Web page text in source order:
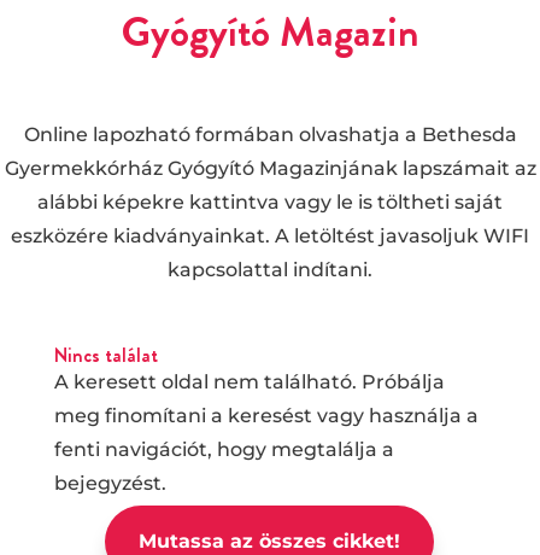
Gyógyító Magazin
Online lapozható formában olvashatja a Bethesda
Gyermekkórház Gyógyító Magazinjának lapszámait az
alábbi képekre kattintva vagy le is töltheti saját
eszközére kiadványainkat. A letöltést javasoljuk WIFI
kapcsolattal indítani.
Nincs találat
A keresett oldal nem található. Próbálja
meg finomítani a keresést vagy használja a
fenti navigációt, hogy megtalálja a
bejegyzést.
Mutassa az összes cikket!